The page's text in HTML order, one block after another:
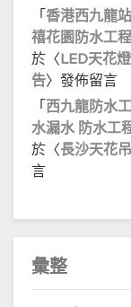
「 香港西九龍
禧花園防水工
於〈LED天花
告〉發佈留言
「 西九龍防水
水漏水 防水工
於〈長沙天花
言
彙整